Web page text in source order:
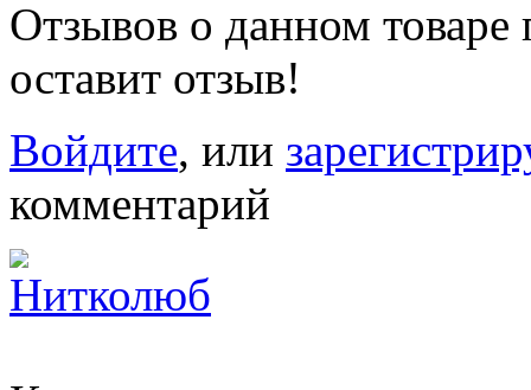
Отзывов о данном товаре
оставит отзыв!
Войдите, или
комментарий